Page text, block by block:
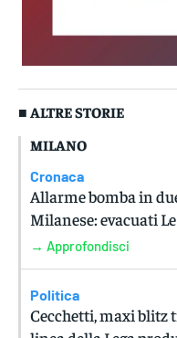
■ ALTRE STORIE
MILANO
Cronaca
Allarme bomba in
Milanese: evacuati
→ Approfondisci
Politica
Cecchetti, maxi blitz